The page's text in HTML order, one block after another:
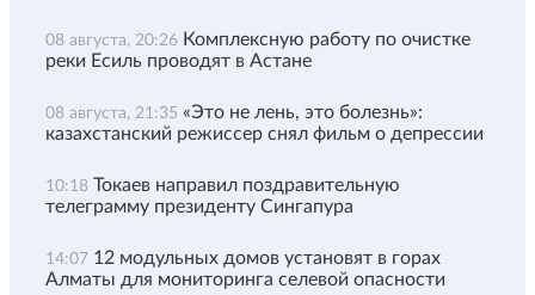
08 августа, 20:26 Комплексную работу по очистке
реки Есиль проводят в Астане
08 августа, 21:35 «Это не лень, это болезнь»:
казахстанский режиссер снял фильм о депрессии
10:18 Токаев направил поздравительную
телеграмму президенту Сингапура
14:07 12 модульных домов установят в горах
Алматы для мониторинга селевой опасности